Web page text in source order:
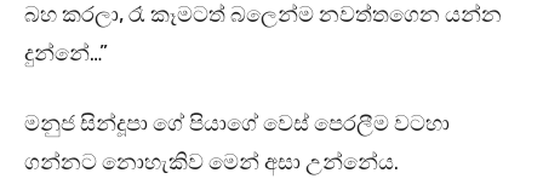
බහ කරලා, රෑ කෑමටත් බලෙන්ම නවත්තගෙන යන්න
දුන්නේ…”
මනුජ සින්දූපා ගේ පියාගේ වෙස් පෙරලීම වටහා
ගන්නට නොහැකිව මෙන් අසා උන්නේය.